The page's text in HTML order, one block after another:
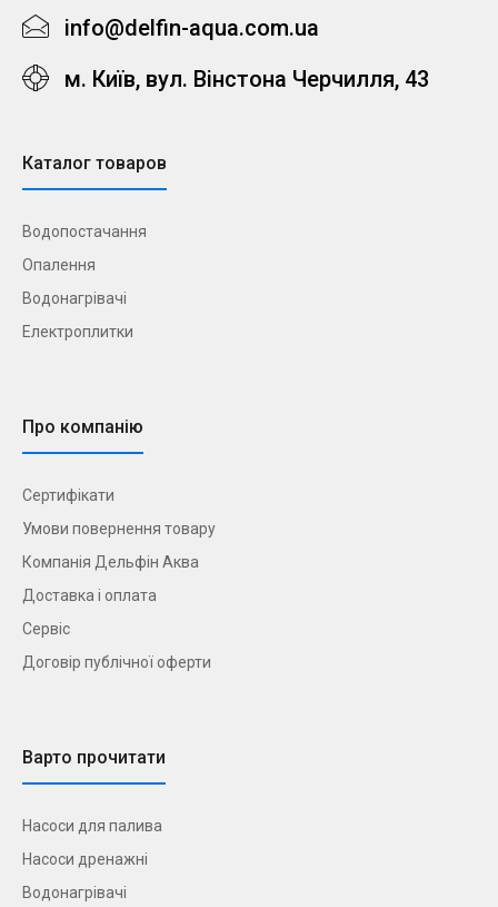
info@delfin-aqua.com.ua
м. Київ, вул. Вінстона Черчилля, 43
Каталог товаров
Водопостачання
Опалення
Водонагрівачі
Електроплитки
Про компанію
Сертифікати
Умови повернення товару
Компанія Дельфін Аква
Доставка і оплата
Сервіс
Договір публічної оферти
Варто прочитати
Насоси для палива
Насоси дренажні
Водонагрівачі